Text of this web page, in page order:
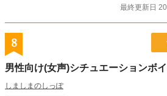
最終更新日
8
男性向け(女声)シチュエーションボ
しましまのしっぽ